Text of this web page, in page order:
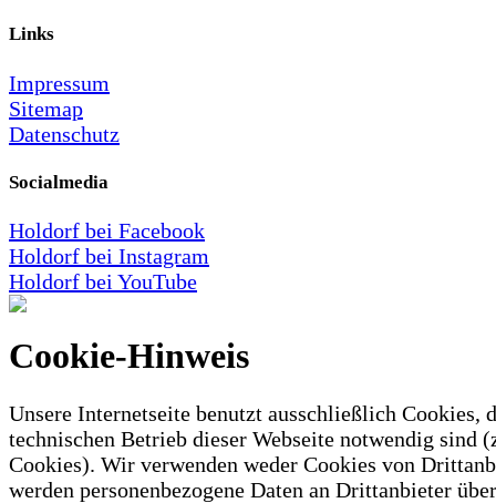
Links
Impressum
Sitemap
Datenschutz
Socialmedia
Holdorf bei Facebook
Holdorf bei Instagram
Holdorf bei YouTube
Cookie-Hinweis
Unsere Internetseite benutzt ausschließlich Cookies,
technischen Betrieb dieser Webseite notwendig sind
Cookies). Wir verwenden weder Cookies von
werden personenbezogene Daten an Drittanbieter